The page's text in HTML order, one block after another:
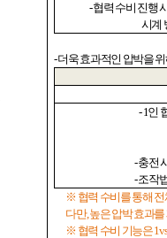
-협력 수비 진행
시계
-더욱 효과적인 압박을
- 1인
-충전
-조작
※ 협력 수비를 통해 전
다만,높은 압박 효과
※ 협력 수비 기능은